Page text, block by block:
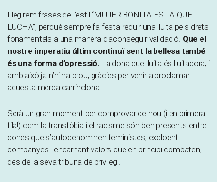
Llegirem frases de l’estil “MUJER BONITA ES LA QUE
LUCHA”, perquè sempre fa festa reduir una lluita pels drets
fonamentals a una manera d’aconseguir validació. Que el
nostre imperatiu últim continuï sent la bellesa també
és una forma d’opressió. La dona que lluita és lluitadora, i
amb això ja n’hi ha prou; gràcies per venir a proclamar
aquesta merda carrinclona.
Serà un gran moment per comprovar de nou (i en primera
fila!) com la transfòbia i el racisme són ben presents entre
dones que s’autodenominen feministes, excloent
companyes i encarnant valors que en principi combaten,
des de la seva tribuna de privilegi.